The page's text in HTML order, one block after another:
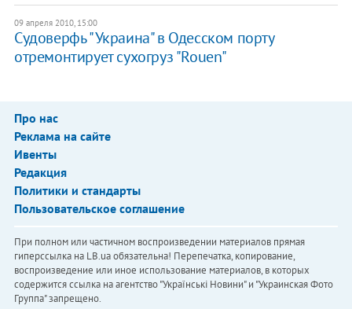
09 апреля 2010, 15:00
Судоверфь "Украина" в Одесском порту
отремонтирует сухогруз "Rouen"
Про нас
Реклама на сайте
Ивенты
Редакция
Политики и стандарты
Пользовательское соглашение
При полном или частичном воспроизведении материалов прямая
гиперссылка на LB.ua обязательна! Перепечатка, копирование,
воспроизведение или иное использование материалов, в которых
содержится ссылка на агентство "Українськi Новини" и "Украинская Фото
Группа" запрещено.